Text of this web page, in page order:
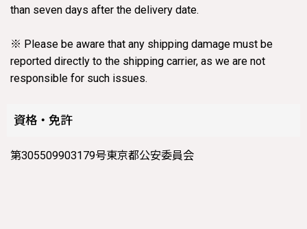
than seven days after the delivery date.
※ Please be aware that any shipping damage must be
reported directly to the shipping carrier, as we are not
responsible for such issues.
資格・免許
第305509903179号東京都公安委員会